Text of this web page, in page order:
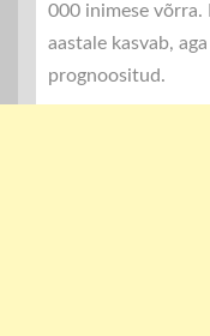
000 inimese võrra.
aastale kasvab,
prognoositud.